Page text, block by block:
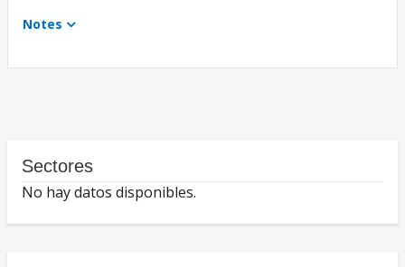
Notes
Sectores
No hay datos disponibles.